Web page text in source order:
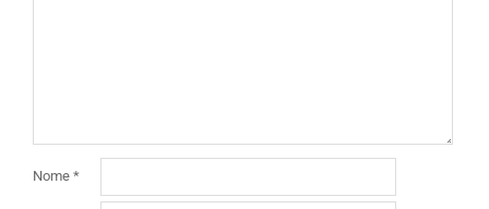
Nome *